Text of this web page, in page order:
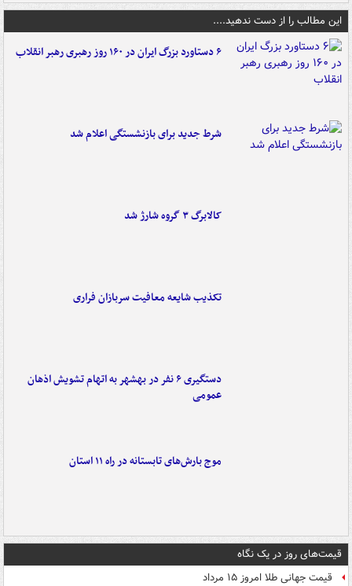
این مطالب را از دست ندهید....
۶ دستاورد بزرگ ایران در ۱۶۰ روز رهبری رهبر انقلاب
شرط جدید برای بازنشستگی اعلام شد
کالابرگ ۳ گروه شارژ شد
تکذیب شایعه معافیت سربازان فراری
دستگیری ۶ نفر در بهشهر به اتهام تشویش اذهان
عمومی
موج بارش‌های تابستانه در راه ۱۱ استان
قیمت‌های روز در یک نگاه
قیمت جهانی طلا امروز ۱۵ مرداد